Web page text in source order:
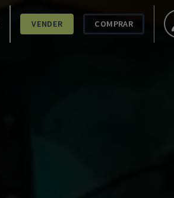
VENDER COMPRAR